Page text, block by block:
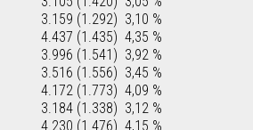
3.159 (1.292) 3,10 %
4.437 (1.435) 4,35 %
3.996 (1.541) 3,92 %
3.516 (1.556) 3,45 %
4.172 (1.773) 4,09 %
3.184 (1.338) 3,12 %
4.230 (1.476) 4,15 %